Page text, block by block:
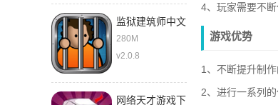
监狱建筑师中文
280M
v2.0.8
网络天才游戏下
4、玩家需要不
游戏优势
1、不断提升制
2、进行一系列